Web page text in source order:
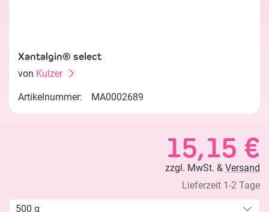
Xantalgin® select
von Kulzer
Artikelnummer: MA0002689
15,15 €
zzgl. MwSt. & Versand
Lieferzeit 1-2 Tage
500 g